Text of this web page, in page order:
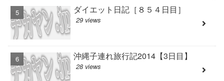
ダイエット日記［８５４日目］
29 views
沖縄子連れ旅行記2014【3日目】
28 views